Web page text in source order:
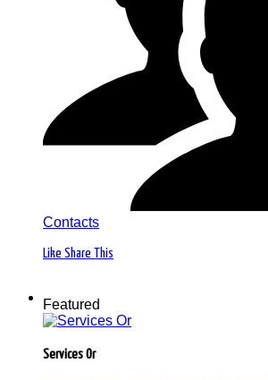
Contacts
Like Share This
Featured
Services Or